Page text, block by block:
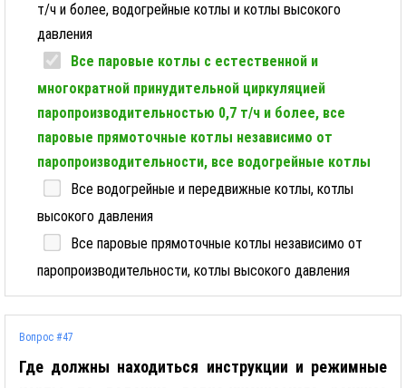
т/ч и более, водогрейные котлы и котлы высокого
давления
Все паровые котлы с естественной и
многократной принудительной циркуляцией
паропроизводительностью 0,7 т/ч и более, все
паровые прямоточные котлы независимо от
паропроизводительности, все водогрейные котлы
Все водогрейные и передвижные котлы, котлы
высокого давления
Все паровые прямоточные котлы независимо от
паропроизводительности, котлы высокого давления
Вопрос #47
Где должны находиться инструкции и режимные